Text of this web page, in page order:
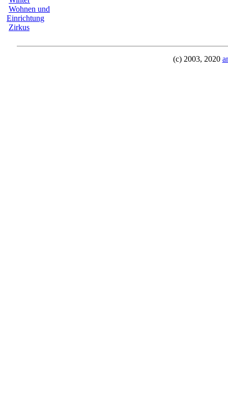
Wohnen und
Einrichtung
Zirkus
(c) 2003, 2020